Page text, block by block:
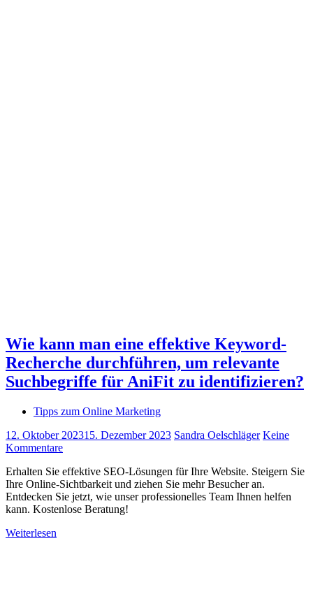
Wie kann man eine effektive Keyword-
Recherche durchführen, um relevante
Suchbegriffe für AniFit zu identifizieren?
Tipps zum Online Marketing
12. Oktober 202315. Dezember 2023 Sandra Oelschläger Keine
Kommentare
Erhalten Sie effektive SEO-Lösungen für Ihre Website. Steigern Sie
Ihre Online-Sichtbarkeit und ziehen Sie mehr Besucher an.
Entdecken Sie jetzt, wie unser professionelles Team Ihnen helfen
kann. Kostenlose Beratung!
Weiterlesen